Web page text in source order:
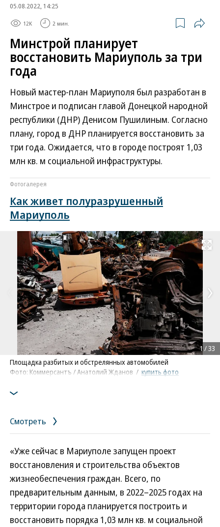
05.08.2022, 14:25
12K 2 мин.
Минстрой планирует
восстановить Мариуполь за три
года
Новый мастер-план Мариуполя был разработан в
Минстрое и подписан главой Донецкой народной
республики (ДНР) Денисом Пушилиным. Согласно
плану, город в ДНР планируется восстановить за
три года. Ожидается, что в городе построят 1,03
млн кв. м социальной инфраструктуры.
Фотогалерея
Как живет полуразрушенный
Мариуполь
Развернуть
Площадка разбитых и обстрелянных автомобилей
Фото: Коммерсантъ / Анатолий Жданов / купить фото
1/33
Смотреть
«Уже сейчас в Мариуполе запущен проект
восстановления и строительства объектов
жизнеобеспечения граждан. Всего, по
предварительным данным, в 2022–2025 годах на
территории города планируется построить и
восстановить порядка 1,03 млн кв. м социальной